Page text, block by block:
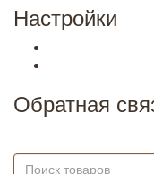
Настройки
Обратная